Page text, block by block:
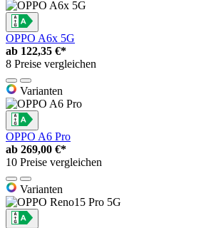
OPPO A6x 5G
ab 122,35 €*
8 Preise vergleichen
Varianten
OPPO A6 Pro
ab 269,00 €*
10 Preise vergleichen
Varianten